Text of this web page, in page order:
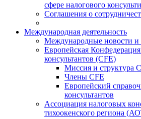
сфере налогового
Соглашения о
Международная деятельность
Международные новости и
Европейская
консультантов (CFE)
Миссия и структура
Члены CFE
Европейский
консультантов
Ассоциация налоговых
тихоокенского региона